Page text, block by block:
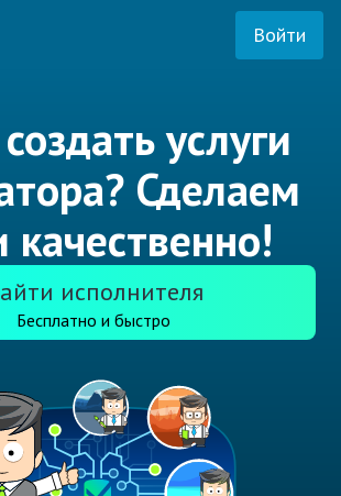
Войти
услуги
Сделаем
качественно!
исполнителя
Бесплатно и быстро